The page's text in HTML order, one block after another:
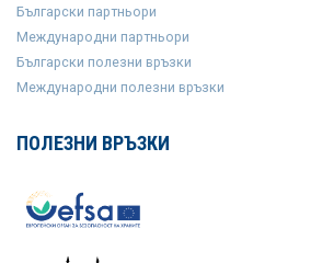
Български партньори
Международни партньори
Български полезни връзки
Международни полезни връзки
ПОЛЕЗНИ ВРЪЗКИ